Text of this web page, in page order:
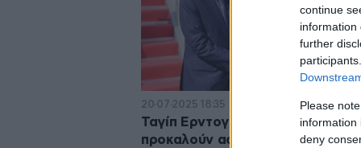
continue
information
further
Please
information
deny
20·07·2025 18:35
Ταγίπ Ερντογάν και Άγκυρα
προκαλούν ασύστολα στην 51η